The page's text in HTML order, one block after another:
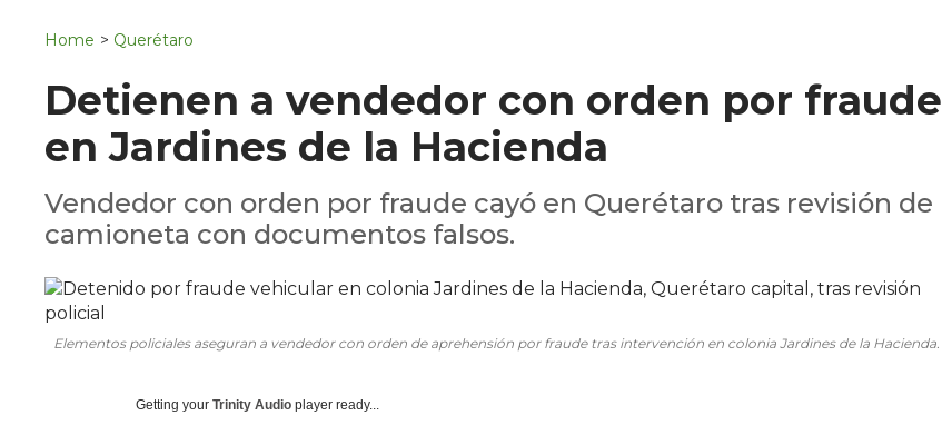
Home > Querétaro
Detienen a vendedor con orden por fraude
en Jardines de la Hacienda
Vendedor con orden por fraude cayó en Querétaro tras revisión de
camioneta con documentos falsos.
Elementos policiales aseguran a vendedor con orden de aprehensión por fraude tras intervención en colonia Jardines de la Hacienda.
Getting your Trinity Audio player ready...